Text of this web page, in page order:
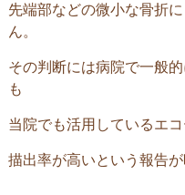
先端部などの微小な骨折
ん。
その判断には病院で一般
も
当院でも活用しているエ
描出率が高いという報告が